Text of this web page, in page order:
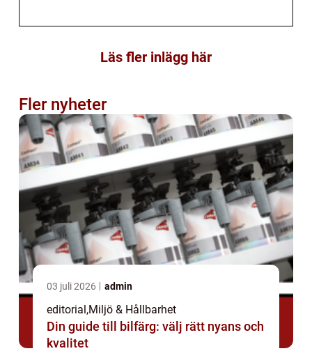
Läs fler inlägg här
Fler nyheter
03 juli 2026 admin
editorial,Miljö & Hållbarhet
Din guide till bilfärg: välj rätt nyans och
kvalitet